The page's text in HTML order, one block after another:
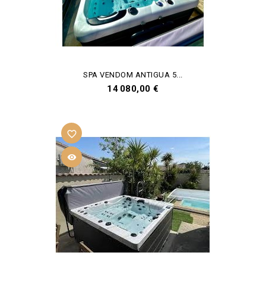
SPA VENDOM ANTIGUA 5...
Prix
14 080,00 €

favorite_border